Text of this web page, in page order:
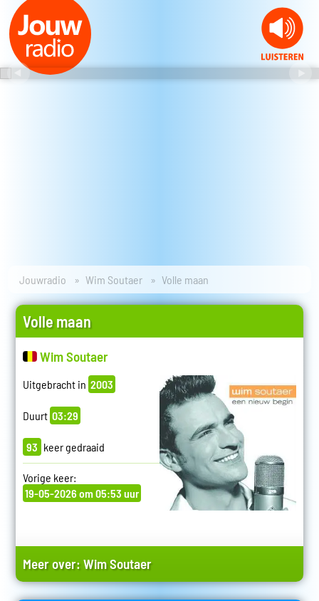
Jouwradio Wim Soutaer Volle maan
Volle maan
Wim Soutaer
Uitgebracht in 2003
Duurt 03:29
93 keer gedraaid
Vorige keer:
19-05-2026 om 05:53 uur
Meer over:Wim Soutaer